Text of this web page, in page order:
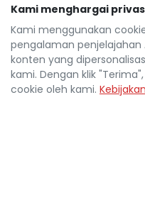
TOYOTA RUSH 1.5L GR
SPORT AUTOMATIC 2023
TDP Rp
Cicilan
Rp 5.430.800
35.078 Km
Kami menghargai
Kami menggunakan
pengalaman penjelajahan
konten yang
kami. Dengan klik
cookie oleh kami.